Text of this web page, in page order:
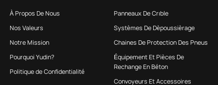
À Propos De Nous
Nos Valeurs
Notre Mission
Pourquoi Yudin?
Politique de Confidentialité
Panneaux De Crıble
Systèmes De Dèpoussièrage
Chaines De Protection Des Pneus
Équipement Et Pièces De
Rechange En Béton
Convoyeurs Et Accessoires